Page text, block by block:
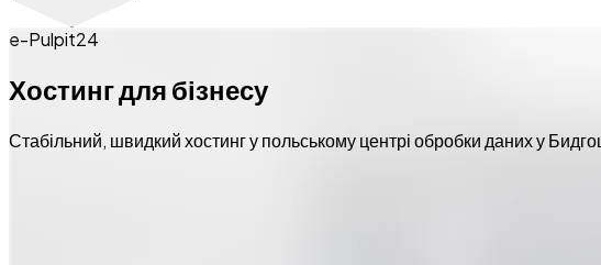
e-Pulpit24
Хостинг для бізнесу
Стабільний, швидкий хостинг у польському центрі обробки даних у